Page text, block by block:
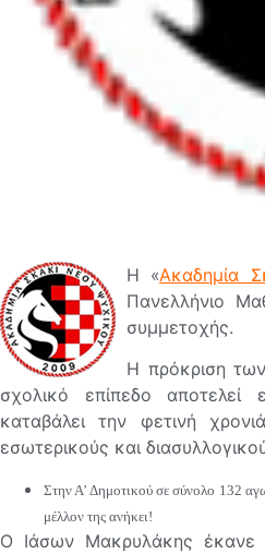
Η «Ακαδημία
Πανελλήνιο
συμμετοχής.
Η πρόκριση
σχολικό επίπεδο
καταβάλει την φετινή
εσωτερικούς και
Στην Α’ Δημοτικού σε σύνολο 132
μέλλον της ανήκει!
Ο Ιάσων Μακρυλάκης έκανε